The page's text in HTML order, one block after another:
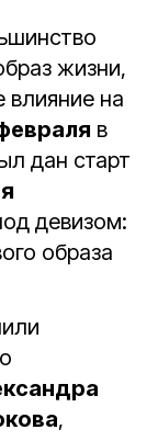
жизни,
влияние на
в
дан старт
девизом:
образа
,